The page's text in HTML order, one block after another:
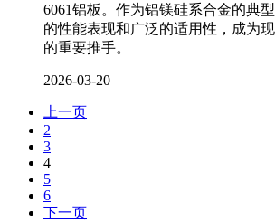
6061铝板。作为铝镁硅系合金的典
的性能表现和广泛的适用性，成为
的重要推手。
2026-03-20
上一页
2
3
4
5
6
下一页